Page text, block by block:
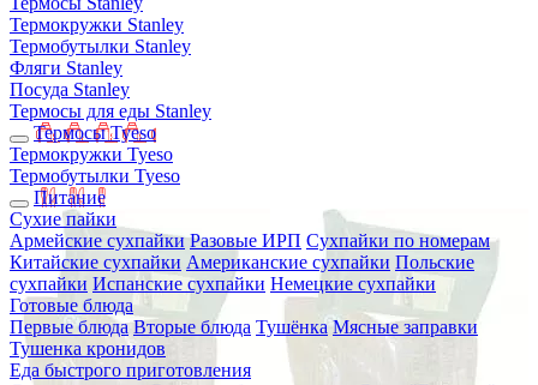
Термокружки Stanley
Термобутылки Stanley
Фляги Stanley
Посуда Stanley
Термосы для еды Stanley
Термосы Tyeso
Термокружки Tyeso
Термобутылки Tyeso
Питание
Сухие пайки
Армейские сухпайки Разовые ИРП Сухпайки по номерам
Китайские сухпайки Американские сухпайки Польские
сухпайки Испанские сухпайки Немецкие сухпайки
Готовые блюда
Первые блюда Вторые блюда Тушёнка Мясные заправки
Тушенка кронидов
Еда быстрого приготовления